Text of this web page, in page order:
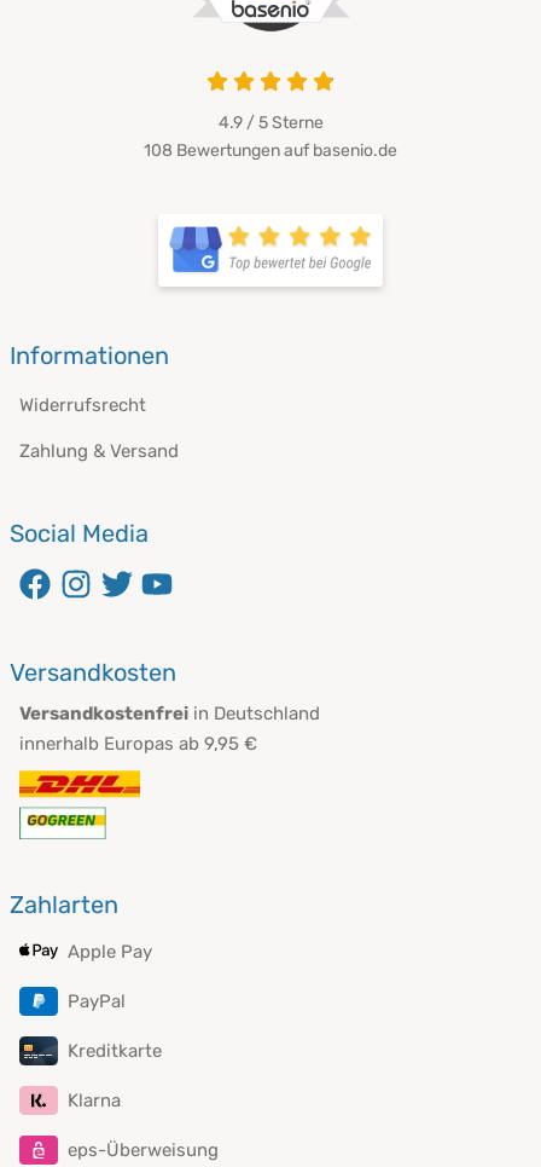
4.9 / 5Sterne
108 Bewertungen auf basenio.de
Informationen
Widerrufsrecht
Zahlung & Versand
Social Media
Versandkosten
Versandkostenfrei in Deutschland
innerhalb Europas ab 9,95 €
Zahlarten
Apple Pay
PayPal
Kreditkarte
Klarna
eps-Überweisung